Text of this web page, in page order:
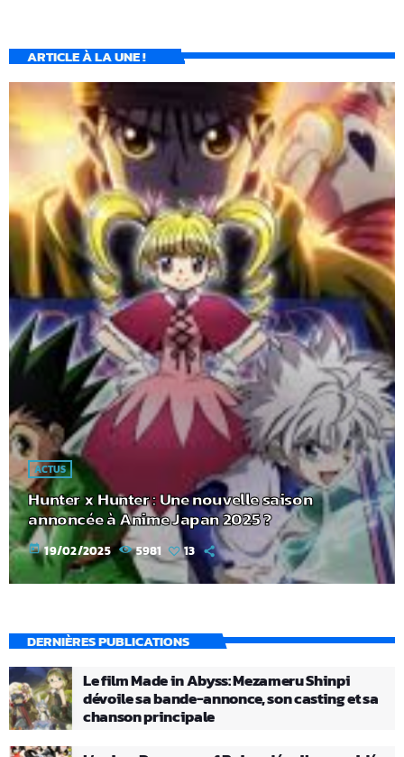
ARTICLE À LA UNE !
ACTUS
Hunter x Hunter : Une nouvelle saison
annoncée à Anime Japan 2025 ?
today 19/02/2025 5981 13
DERNIÈRES PUBLICATIONS
Le film Made in Abyss: Mezameru Shinpi
dévoile sa bande-annonce, son casting et sa
chanson principale